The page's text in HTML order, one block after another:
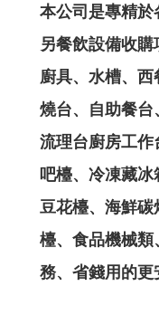
本公司是專精於
另餐飲設備收
廚具、水槽、
燒台、自助餐台
流理台廚房工作
吧檯、冷凍藏冰
豆花檯、海鮮碳
檯、食品機械類
務、省錢用的更